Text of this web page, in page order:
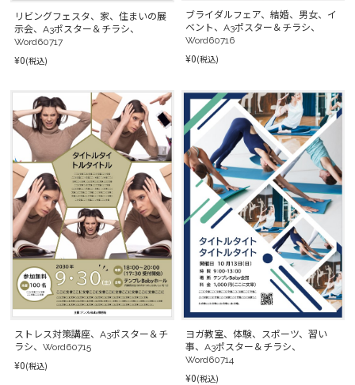
リビングフェスタ、家、住まいの展
示会、A3ポスター＆チラシ、
Word60717
¥0(税込)
ブライダルフェア、結婚、男女、イ
ベント、A3ポスター＆チラシ、
Word60716
¥0(税込)
ストレス対策講座、A3ポスター＆チ
ラシ、Word60715
¥0(税込)
ヨガ教室、体験、スポーツ、習い
事、A3ポスター＆チラシ、
Word60714
¥0(税込)